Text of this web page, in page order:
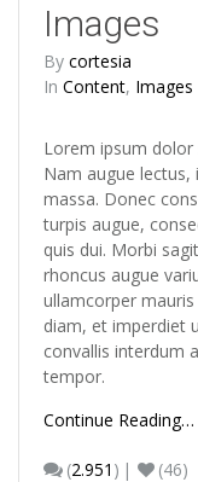
Images
By cortesia
In Content, Images
Lorem ipsum
Nam augue
massa. Donec
turpis augue,
quis dui. Morbi
rhoncus augue
ullamcorper
diam, et imperdiet
convallis interdum
tempor.
Continue Reading…
(2.951 ) (46)